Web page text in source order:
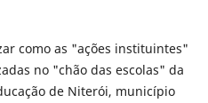
como as "ações instituintes"
no "chão das escolas" da
de Niterói, município